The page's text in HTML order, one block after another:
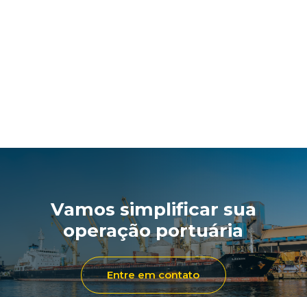
Vamos simplificar sua
operação portuária
Entre em contato